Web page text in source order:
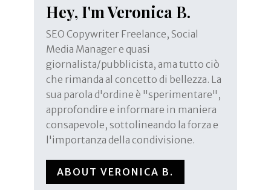
Hey, I'm Veronica B.
SEO Copywriter Freelance, Social
Media Manager e quasi
giornalista/pubblicista, ama tutto ciò
che rimanda al concetto di bellezza. La
sua parola d'ordine è "sperimentare",
approfondire e informare in maniera
consapevole, sottolineando la forza e
l'importanza della condivisione.
ABOUT VERONICA B.